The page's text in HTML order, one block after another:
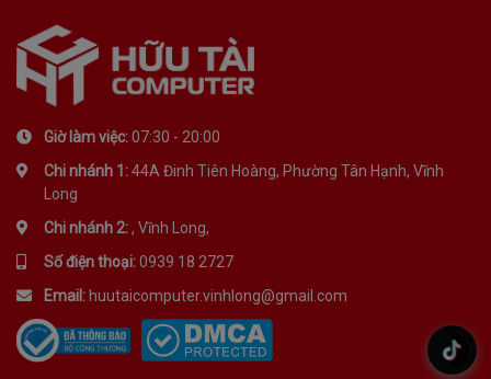
Giờ làm việc:07:30 - 20:00
Chi nhánh 1:44A Đinh Tiên Hoàng, Phường Tân Hạnh, Vĩnh
Long
Chi nhánh 2:, Vĩnh Long,
Số điện thoại:0939 18 2727
Email: huutaicomputer.vinhlong@gmail.com
.